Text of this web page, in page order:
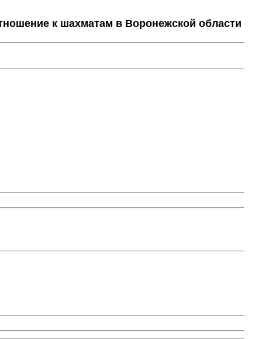
к шахматам в Воронежской области